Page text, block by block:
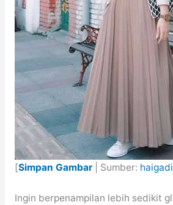
[Simpan Gambar| Sumber:
Ingin berpenampilan lebih sedikit